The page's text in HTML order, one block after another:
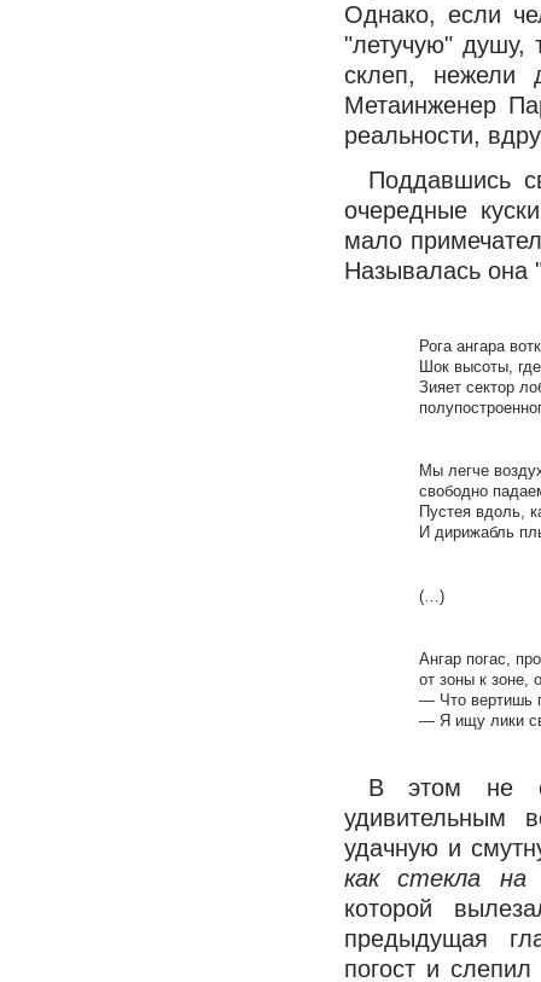
Однако, если
"летучую" душу,
склеп, нежели
Метаинженер
реальности,
Поддавшись
очередные
мало
Называлась она
Рога ангара
Шок высоты,
Зияет сектор
Мы легче
свободно
Пустея вдоль,
И дирижабль
(…)
Ангар погас,
от зоны к зоне,
— Что вертишь
— Я ищу лики
В этом не
удивительным
удачную и
как стекла на
которой
предыдущая
погост и